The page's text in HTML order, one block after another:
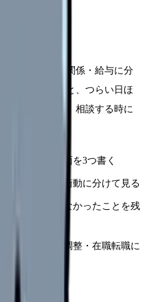
項目
務時間・人間関係・給与に分
だけで考えると、つらい日ほ
プリに残すと、相談する時に
具体的な場面を3つ書く
・動悸・欠勤衝動に分けて見る
こと・変わらなかったことを残
・異動・勤務調整・在職転職に
る